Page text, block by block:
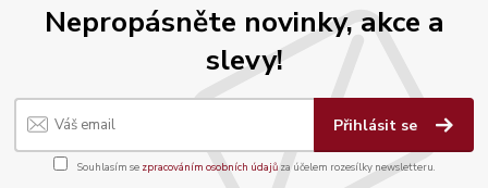
Nepropásněte novinky, akce a
slevy!
Přihlásit se
Souhlasím se zpracováním osobních údajůza účelem rozesílky newsletteru.